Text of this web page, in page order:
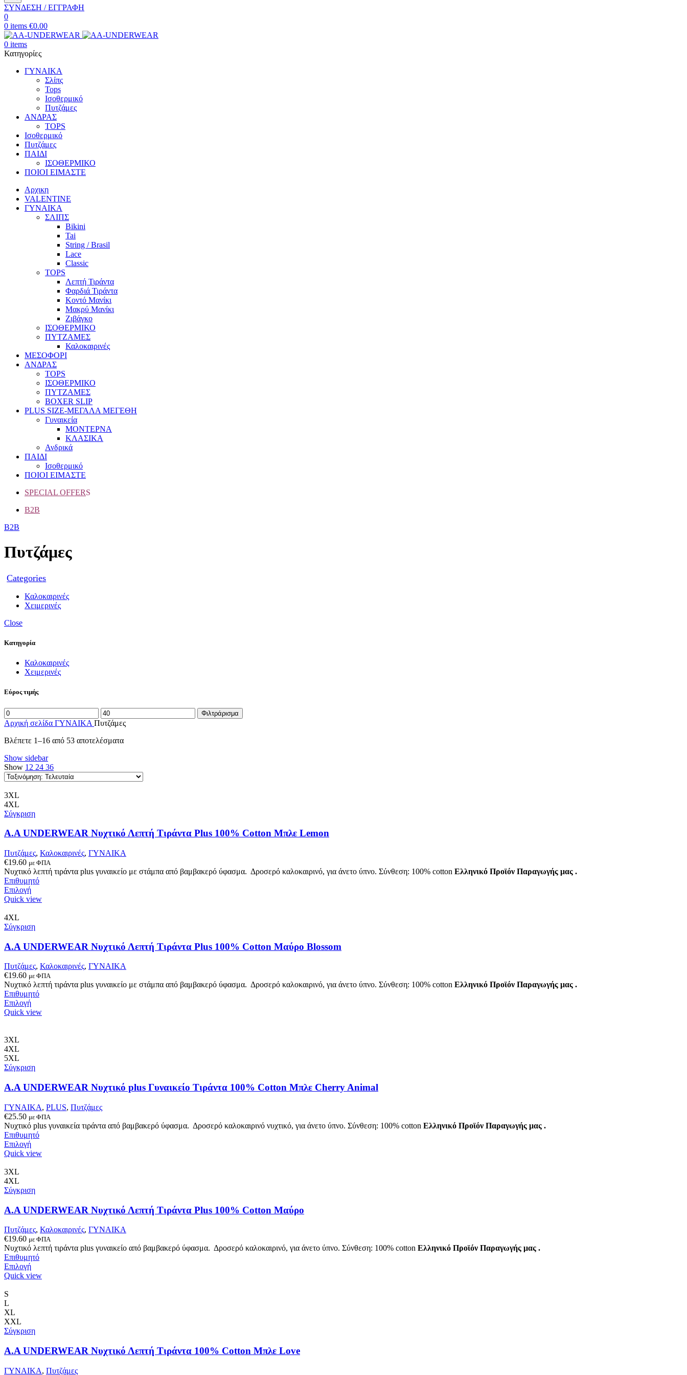
ΣΥΝΔΕΣΗ / ΕΓΓΡΑΦΗ
0
0 items €0.00
0 items
Κατηγορίες
ΓΥΝΑΙΚΑ
Σλίπς
Tops
Ισοθερμικό
Πυτζάμες
ΑΝΔΡΑΣ
TOPS
Ισοθερμικό
Πυτζάμες
ΠΑΙΔΙ
ΙΣΟΘΕΡΜΙΚΟ
ΠΟΙΟΙ ΕΙΜΑΣΤΕ
Αρχικη
VALENTINE
ΓΥΝΑΙΚΑ
ΣΛΙΠΣ
Bikini
Tai
String / Brasil
Lace
Classic
TOPS
Λεπτή Τιράντα
Φαρδιά Τιράντα
Κοντό Μανίκι
Μακρύ Μανίκι
Ζιβάγκο
ΙΣΟΘΕΡΜΙΚΟ
ΠΥΤΖΑΜΕΣ
Καλοκαιρινές
ΜΕΣΟΦΟΡΙ
ΑΝΔΡΑΣ
TOPS
ΙΣΟΘΕΡΜΙΚΟ
ΠΥΤΖΑΜΕΣ
BOXER SLIP
PLUS SIZE-ΜΕΓΑΛΑ ΜΕΓΕΘΗ
Γυναικεία
ΜΟΝΤΕΡΝΑ
ΚΛΑΣΙΚΑ
Ανδρικά
ΠΑΙΔΙ
Ισοθερμικό
ΠΟΙΟΙ ΕΙΜΑΣΤΕ
SPECIAL OFFERS
B2B
B2B
Πυτζάμες
Categories
Καλοκαιρινές
Χειμερινές
Close
Κατηγορία
Καλοκαιρινές
Χειμερινές
Εύρος τιμής
Ελάχιστη
τιμή
Μέγιστη
τιμή
Φιλτράρισμα
Αρχική σελίδα ΓΥΝΑΙΚΑ Πυτζάμες
Βλέπετε 1–16 από 53 αποτελέσματαSorted
Show sidebar
Show 12 24 36
3XL
4XL
Σύγκριση
A.A UNDERWEAR Νυχτικό Λεπτή Τιράντα Plus 100% Cotton Μπλε Lemon
Πυτζάμες, Καλοκαιρινές, ΓΥΝΑΙΚΑ
€19.60 με ΦΠΑ
Νυχτικό λεπτή τιράντα plus γυναικείo με στάμπα από βαμβακερό ύφασμα. Δροσερό καλοκαιρινό, για άνετο ύπνο. Σύνθεση: 100% cotton Ελληνικό Προϊόν Παραγωγής μας .
Επιθυμητό
ΕπιλογήΑυτό
το
πολλαπλές
Οι
επιλογές
μπορούν
να
επιλεγούν
στη
σελίδα
του
προϊόντος
Quick view
4XL
Σύγκριση
A.A UNDERWEAR Νυχτικό Λεπτή Τιράντα Plus 100% Cotton Μαύρο Blossom
Πυτζάμες, Καλοκαιρινές, ΓΥΝΑΙΚΑ
€19.60 με ΦΠΑ
Νυχτικό λεπτή τιράντα plus γυναικείo με στάμπα από βαμβακερό ύφασμα. Δροσερό καλοκαιρινό, για άνετο ύπνο. Σύνθεση: 100% cotton Ελληνικό Προϊόν Παραγωγής μας .
Επιθυμητό
ΕπιλογήΑυτό
το
επιλογές
να
επιλεγούν
στη
σελίδα
του
προϊόντος
Quick view
3XL
4XL
5XL
Σύγκριση
A.A UNDERWEAR Νυχτικό plus Γυναικείο Τιράντα 100% Cotton Μπλε Cherry Animal
ΓΥΝΑΙΚΑ, PLUS, Πυτζάμες
€25.50 με ΦΠΑ
Νυχτικό plus γυναικεία τιράντα από βαμβακερό ύφασμα. Δροσερό καλοκαιρινό νυχτικό, για άνετο ύπνο. Σύνθεση: 100% cotton Ελληνικό Προϊόν Παραγωγής μας .
Επιθυμητό
ΕπιλογήΑυτό
το
παραλλαγές.
επιλογές
μπορούν
να
επιλεγούν
στη
σελίδα
του
προϊόντος
Quick view
3XL
4XL
Σύγκριση
A.A UNDERWEAR Νυχτικό Λεπτή Τιράντα Plus 100% Cotton Μαύρο
Πυτζάμες, Καλοκαιρινές, ΓΥΝΑΙΚΑ
€19.60 με ΦΠΑ
Νυχτικό λεπτή τιράντα plus γυναικείo από βαμβακερό ύφασμα. Δροσερό καλοκαιρινό, για άνετο ύπνο. Σύνθεση: 100% cotton Ελληνικό Προϊόν Παραγωγής μας .
Επιθυμητό
ΕπιλογήΑυτό
το
επιλογές
να
επιλεγούν
στη
Quick view
S
L
XL
XXL
Σύγκριση
A.A UNDERWEAR Νυχτικό Λεπτή Τιράντα 100% Cotton Μπλε Love
ΓΥΝΑΙΚΑ, Πυτζάμες